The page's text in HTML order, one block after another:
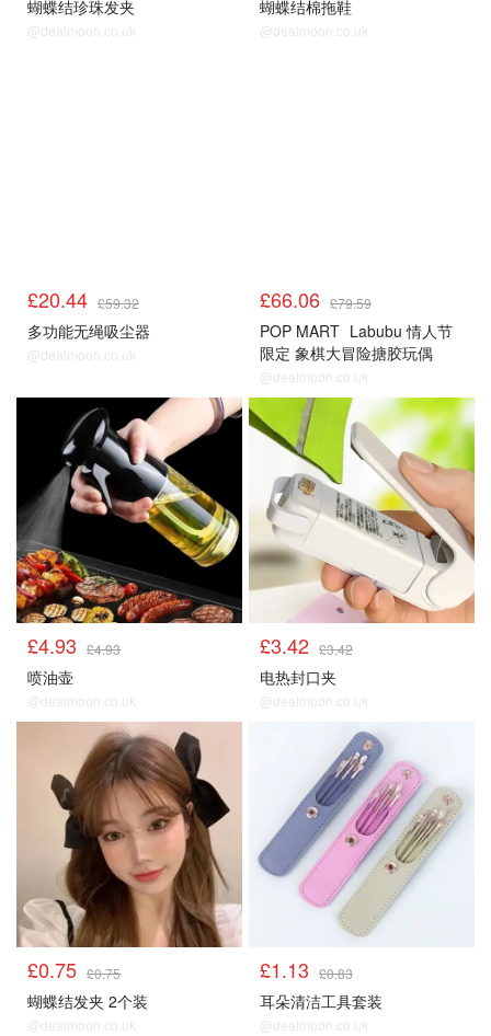
蝴蝶结珍珠发夹
@dealmoon.co.uk
蝴蝶结棉拖鞋
@dealmoon.co.uk
£20.44 £59.32
多功能无绳吸尘器
@dealmoon.co.uk
£66.06 £79.59
POP MART Labubu 情人节
限定 象棋大冒险搪胶玩偶
@dealmoon.co.uk
£4.93 £4.93
喷油壶
@dealmoon.co.uk
£3.42 £3.42
电热封口夹
@dealmoon.co.uk
£0.75 £0.75
蝴蝶结发夹 2个装
@dealmoon.co.uk
£1.13 £0.83
耳朵清洁工具套装
@dealmoon.co.uk